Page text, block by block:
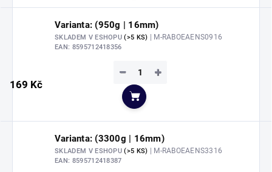
Varianta: (950g | 16mm)
SKLADEM V ESHOPU(>5 KS) | M-RABOEAENS0916
EAN: 8595712418356
169 Kč
+
−
Do košíku
Varianta: (3300g | 16mm)
SKLADEM V ESHOPU(>5 KS) | M-RABOEAENS3316
EAN: 8595712418387